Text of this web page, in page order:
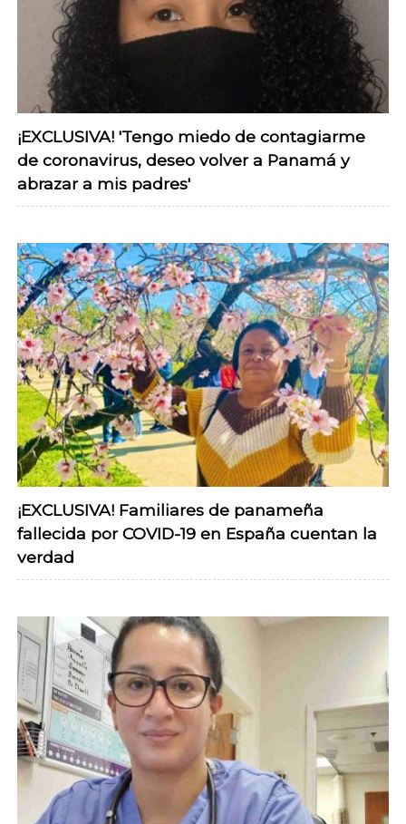
¡EXCLUSIVA! 'Tengo miedo de contagiarme
de coronavirus, deseo volver a Panamá y
abrazar a mis padres'
¡EXCLUSIVA! Familiares de panameña
fallecida por COVID-19 en España cuentan la
verdad